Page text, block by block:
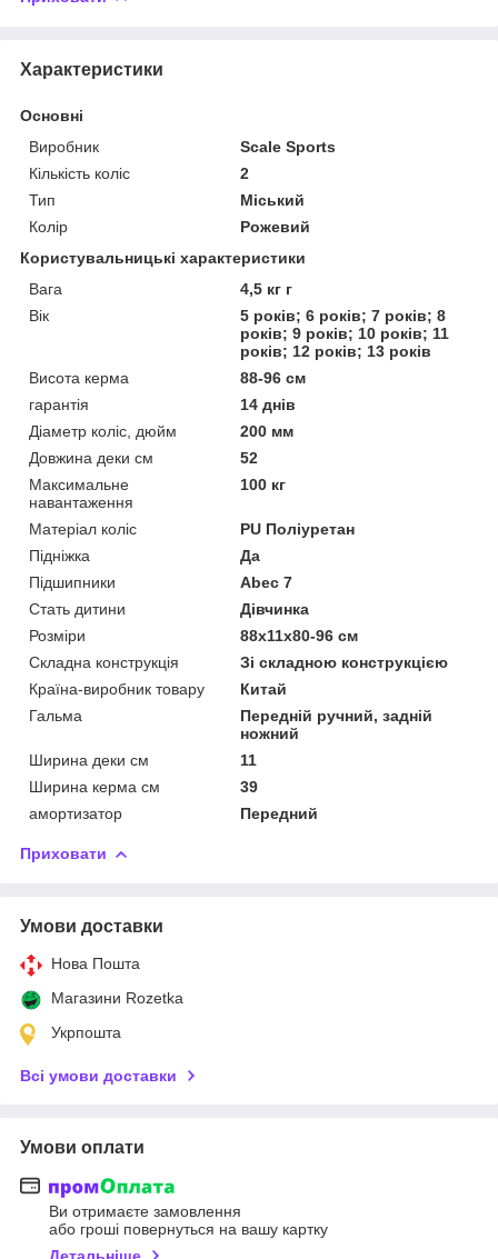
Характеристики
Основні
Виробник
Scale Sports
Кількість коліс
2
Тип
Міський
Колір
Рожевий
Користувальницькі характеристики
Вага
4,5 кг г
Вік
5 років; 6 років; 7 років; 8
років; 9 років; 10 років; 11
років; 12 років; 13 років
Висота керма
88-96 см
гарантія
14 днів
Діаметр коліс, дюйм
200 мм
Довжина деки см
52
Максимальне
навантаження
100 кг
Матеріал коліс
PU Поліуретан
Підніжка
Да
Підшипники
Abec 7
Стать дитини
Дівчинка
Розміри
88х11х80-96 см
Складна конструкція
Зі складною конструкцією
Країна-виробник товару
Китай
Гальма
Передній ручний, задній
ножний
Ширина деки см
11
Ширина керма см
39
амортизатор
Передний
Приховати
Умови доставки
Нова Пошта
Магазини Rozetka
Укрпошта
Всі умови доставки
Умови оплати
Ви отримаєте замовлення
або гроші повернуться на вашу картку